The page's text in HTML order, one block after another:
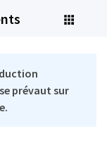
prévaut sur